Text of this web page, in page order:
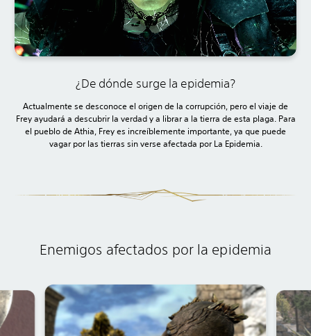
¿De dónde surge la epidemia?
Actualmente se desconoce el origen de la corrupción, pero el viaje de
Frey ayudará a descubrir la verdad y a librar a la tierra de esta plaga. Para
el pueblo de Athia, Frey es increíblemente importante, ya que puede
vagar por las tierras sin verse afectada por La Epidemia.
Enemigos afectados por la epidemia